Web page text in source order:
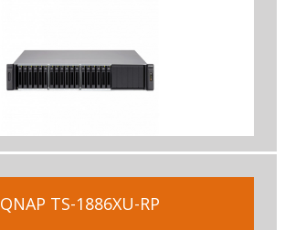
QNAP TS-1886XU-RP